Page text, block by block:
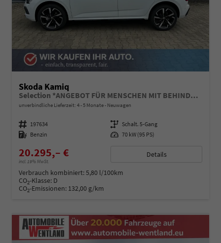
Skoda Kamiq
Selection *ANGEBOT FÜR MENSCHEN MIT BEHINDERUNG AB 50%! 1.0 TSI 95PS, Klimaanlage, Sitzheizung, Parksensoren hinten, LED-Scheinwerfer, Tempomat, Infotainment 8", Virtual Cockpit Nebelscheinwerfer, Dachreling
unverbindliche Lieferzeit: 4 - 5 Monate Neuwagen
Fahrzeugnummer 197634 Getriebe Schalt. 5-Gang
Kraftstoff Benzin Leistung 70 kW (95 PS)
20.295,– €
incl. 19% MwSt.
Details
Verbrauch kombiniert:5,80 l/100km
CO2-Klasse: D
CO2-Emissionen: 132,00 g/km